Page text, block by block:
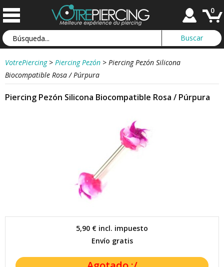
0
VotrePiercing > Piercing Pezón > Piercing Pezón Silicona
Biocompatible Rosa / Púrpura
Piercing Pezón Silicona Biocompatible Rosa / Púrpura
5,90 € incl. impuesto
Envío gratis